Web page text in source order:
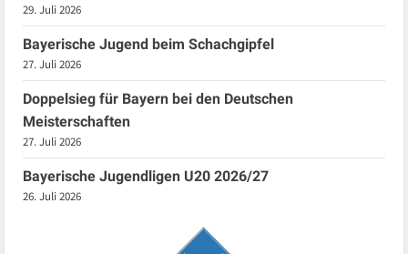
29. Juli 2026
Bayerische Jugend beim Schachgipfel
27. Juli 2026
Doppelsieg für Bayern bei den Deutschen
Meisterschaften
27. Juli 2026
Bayerische Jugendligen U20 2026/27
26. Juli 2026